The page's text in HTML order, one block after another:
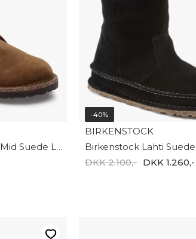
Birkenstock Uppsala Mid Suede Leather 1030221
-40%
BIRKENSTOCK
DKK 2.100,- DKK 1.260,-